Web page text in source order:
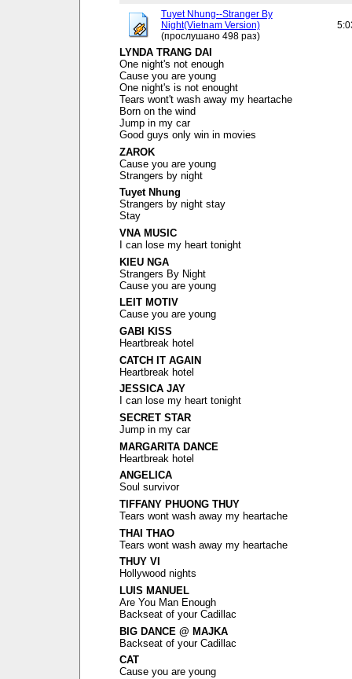
Tuyet Nhung--Stranger By
Night(Vietnam Version)
(прослушано 498 раз)
LYNDA TRANG DAI
One night's not enough
Cause you are young
One night's is not enought
Tears wont't wash away my heartache
Born on the wind
Jump in my car
Good guys only win in movies
ZAROK
Cause you are young
Strangers by night
Tuyet Nhung
Strangers by night stay
Stay
VNA MUSIC
I can lose my heart tonight
KIEU NGA
Strangers By Night
Cause you are young
LEIT MOTIV
Cause you are young
GABI KISS
Heartbreak hotel
CATCH IT AGAIN
Heartbreak hotel
JESSICA JAY
I can lose my heart tonight
SECRET STAR
Jump in my car
MARGARITA DANCE
Heartbreak hotel
ANGELICA
Soul survivor
TIFFANY PHUONG THUY
Tears wont wash away my heartache
THAI THAO
Tears wont wash away my heartache
THUY VI
Hollywood nights
LUIS MANUEL
Are You Man Enough
Backseat of your Cadillac
BIG DANCE @ MAJKA
Backseat of your Cadillac
CAT
Cause you are young